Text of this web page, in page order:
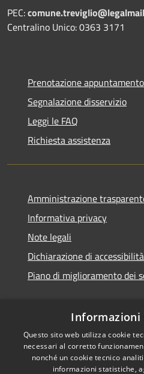
PEC:
Centralino Unico: 0363 3171
Prenotazione appuntamento
Segnalazione disservizio
Leggi le FAQ
Richiesta assistenza
Amministrazione
Informativa privacy
Note legali
Dichiarazione di accessibilità
Piano di miglioramento dei
RSS
Accessibilità
Privacy
Informazioni
Questo sito web utilizza cookie
necessari al corretto
nonché un cookie tecnico
informazioni statistiche,